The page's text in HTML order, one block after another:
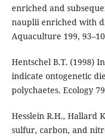
enriched and
nauplii enriched with
Aquaculture 199,
Hentschel B.T. (1998)
indicate ontogenetic
polychaetes. Ecology
Hesslein R.H., Hallard
sulfur, carbon, and